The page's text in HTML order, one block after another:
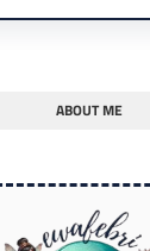
ABOUT ME